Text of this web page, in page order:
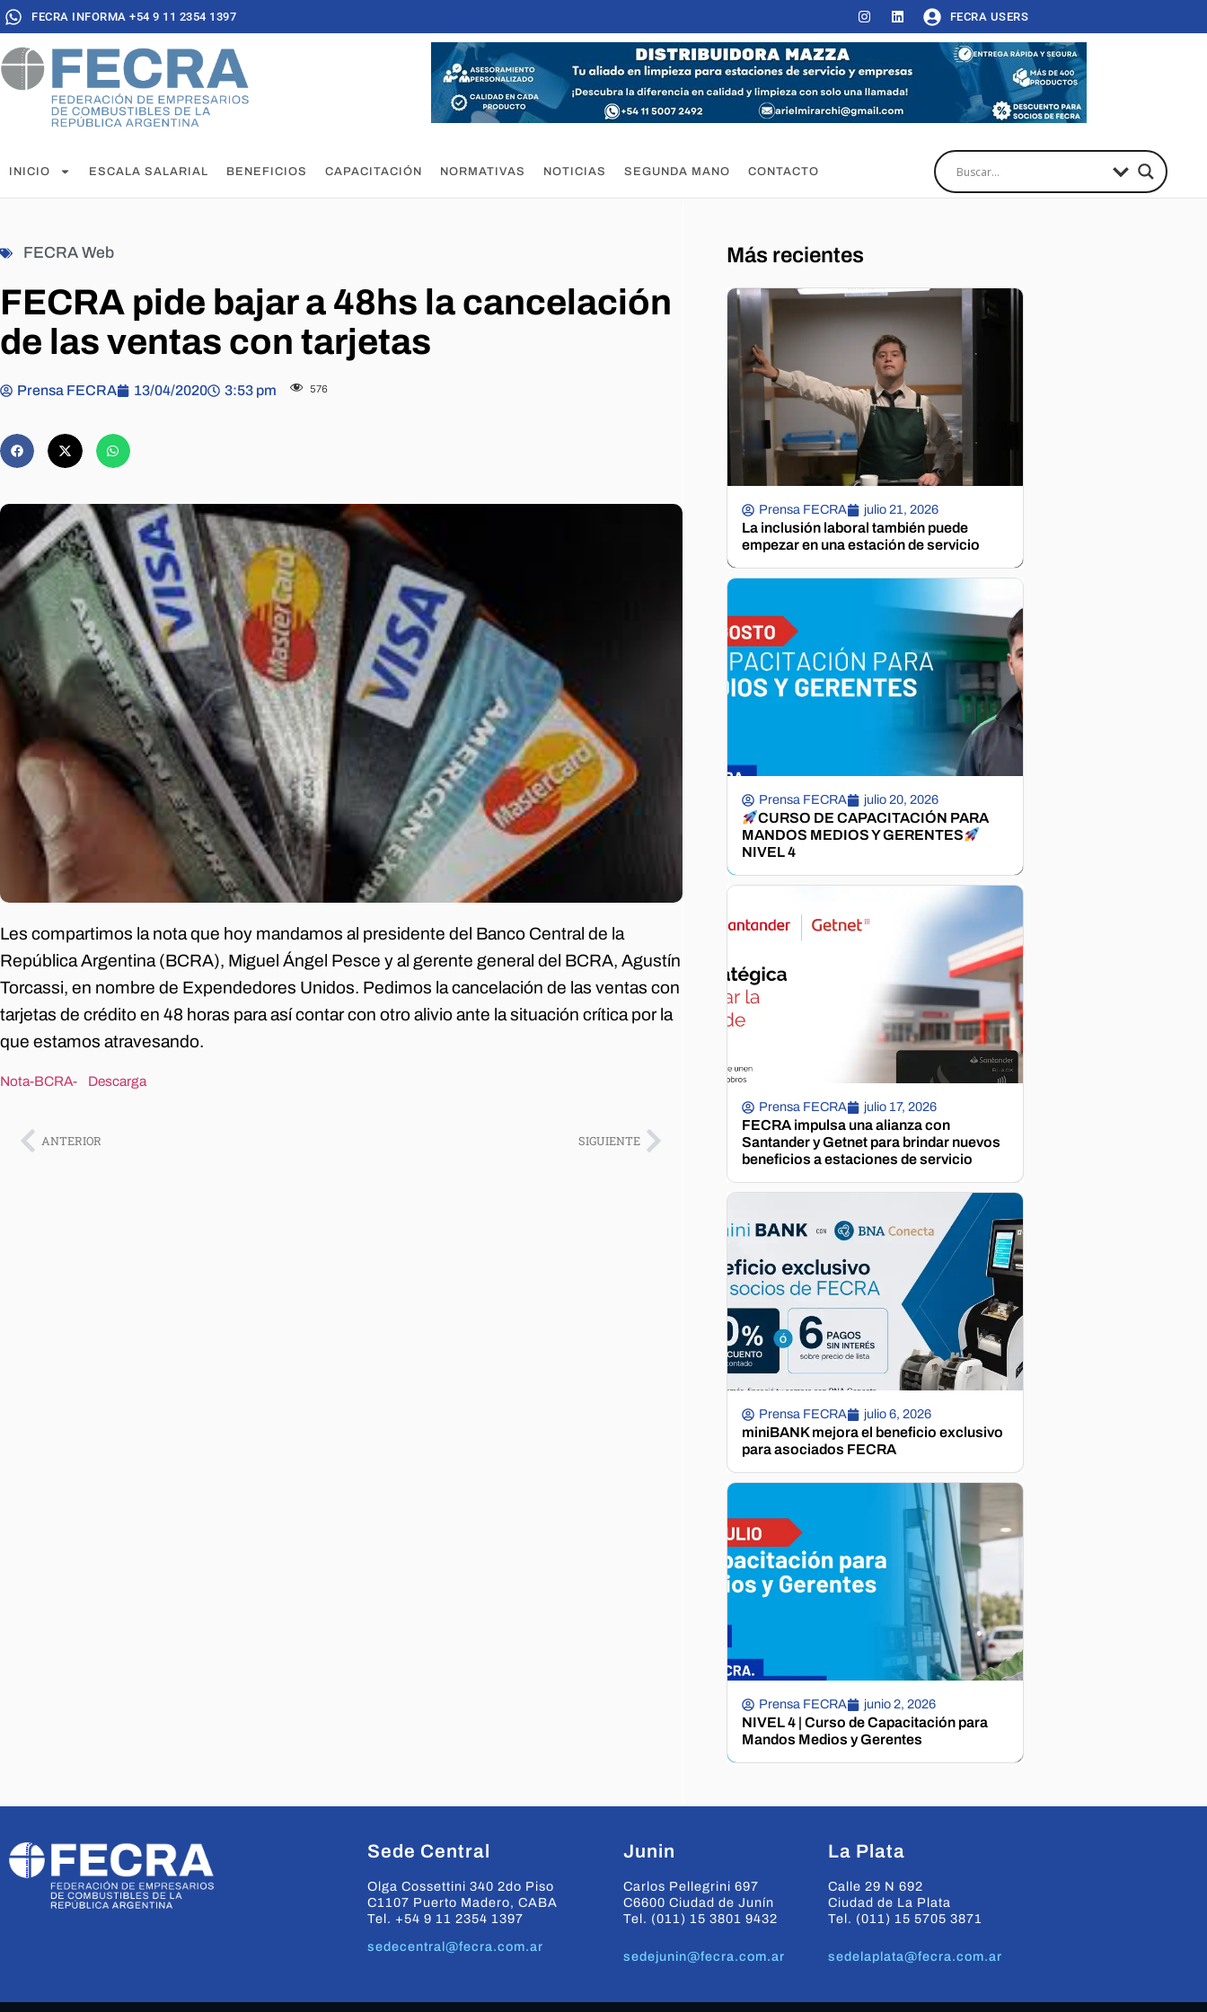
FECRA INFORMA +54 9 11 2354 1397 FECRA USERS
INICIO ESCALA SALARIAL BENEFICIOS CAPACITACIÓN NORMATIVAS NOTICIAS SEGUNDA MANO CONTACTO
FECRA Web
FECRA pide bajar a 48hs la cancelación
de las ventas con tarjetas
Prensa FECRA 13/04/2020 3:53 pm 576
Les compartimos la nota que hoy mandamos al presidente del Banco Central de la
República Argentina (BCRA), Miguel Ángel Pesce y al gerente general del BCRA, Agustín
Torcassi, en nombre de Expendedores Unidos. Pedimos la cancelación de las ventas con
tarjetas de crédito en 48 horas para así contar con otro alivio ante la situación crítica por la
que estamos atravesando.
Nota-BCRA- Descarga
ANTERIOR SIGUIENTE
Más recientes
Prensa FECRA julio 21, 2026
La inclusión laboral también puede
empezar en una estación de servicio
Prensa FECRA julio 20, 2026
CURSO DE CAPACITACIÓN PARA
MANDOS MEDIOS Y GERENTES
NIVEL 4
Prensa FECRA julio 17, 2026
FECRA impulsa una alianza con
Santander y Getnet para brindar nuevos
beneficios a estaciones de servicio
Prensa FECRA julio 6, 2026
miniBANK mejora el beneficio exclusivo
para asociados FECRA
Prensa FECRA junio 2, 2026
NIVEL 4 | Curso de Capacitación para
Mandos Medios y Gerentes
Sede Central
Olga Cossettini 340 2do Piso
C1107 Puerto Madero, CABA
Tel. +54 9 11 2354 1397
sedecentral@fecra.com.ar
Junin
Carlos Pellegrini 697
C6600 Ciudad de Junín
Tel. (011) 15 3801 9432
sedejunin@fecra.com.ar
La Plata
Calle 29 N 692
Ciudad de La Plata
Tel. (011) 15 5705 3871
sedelaplata@fecra.com.ar